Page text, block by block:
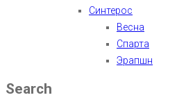
Синтерос
Весна
Спарта
Эрапшн
Search